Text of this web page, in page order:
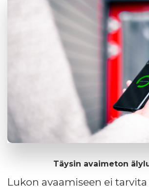
Täysin avaimeton
Lukon avaamiseen ei